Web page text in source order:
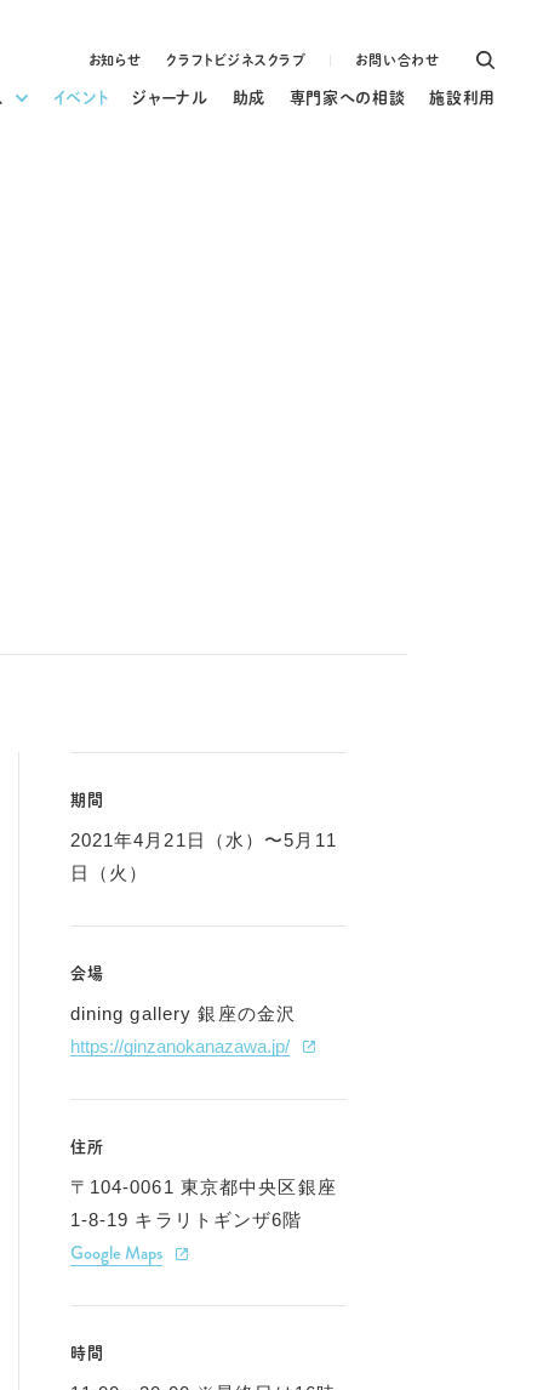
お知らせ クラフトビジネスクラブ お問い合わせ
イベント ジャーナル 助成 専門家への相談 施設利用
期間
2021年4月21日（水）〜5月11
日（火）
会場
dining gallery 銀座の金沢
https://ginzanokanazawa.jp/
住所
〒104-0061 東京都中央区銀座
1-8-19 キラリトギンザ6階
Google Maps
時間